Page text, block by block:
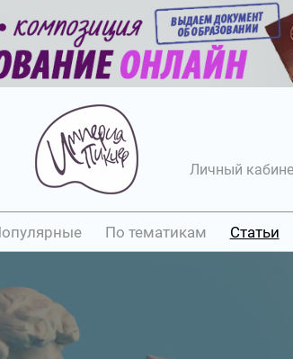
Личный
По тематикам Статьи